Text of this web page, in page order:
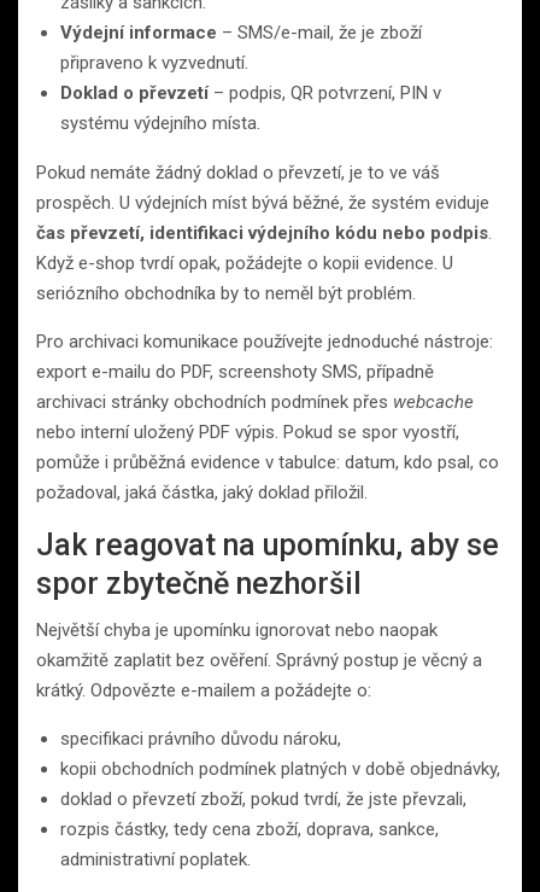
Výdejní informace – SMS/e-mail, že je zboží
připraveno k vyzvednutí.
Doklad o převzetí– podpis, QR potvrzení, PIN v
systému výdejního místa.
Pokud nemáte žádný doklad o převzetí, je to ve váš
prospěch. U výdejních míst bývá běžné, že systém eviduje
čas převzetí, identifikaci výdejního kódu nebo podpis.
Když e-shop tvrdí opak, požádejte o kopii evidence. U
seriózního obchodníka by to neměl být problém.
Pro archivaci komunikace používejte jednoduché nástroje:
export e-mailu do PDF, screenshoty SMS, případně
archivaci stránky obchodních podmínek přes webcache
nebo interní uložený PDF výpis. Pokud se spor vyostří,
pomůže i průběžná evidence v tabulce: datum, kdo psal, co
požadoval, jaká částka, jaký doklad přiložil.
Jak reagovat na upomínku, aby se
spor zbytečně nezhoršil
Největší chyba je upomínku ignorovat nebo naopak
okamžitě zaplatit bez ověření. Správný postup je věcný a
krátký. Odpovězte e-mailem a požádejte o:
specifikaci právního důvodu nároku,
kopii obchodních podmínek platných v době objednávky,
doklad o převzetí zboží, pokud tvrdí, že jste převzali,
rozpis částky, tedy cena zboží, doprava, sankce,
administrativní poplatek.